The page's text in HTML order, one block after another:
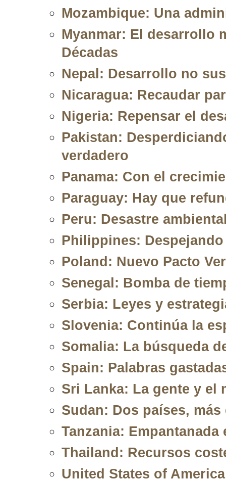
Mozambique: Una
Myanmar: El desarrollo
Décadas
Nepal: Desarrollo no
Nicaragua: Recaudar
Nigeria: Repensar el
Pakistan:
verdadero
Panama: Con el
Paraguay: Hay que
Peru: Desastre
Philippines:
Poland: Nuevo Pacto
Senegal: Bomba de
Serbia: Leyes y
Slovenia: Continúa la
Somalia: La búsqueda
Spain: Palabras
Sri Lanka: La gente y el
Sudan: Dos países, más
Tanzania: Empantanada
Thailand: Recursos
United States of